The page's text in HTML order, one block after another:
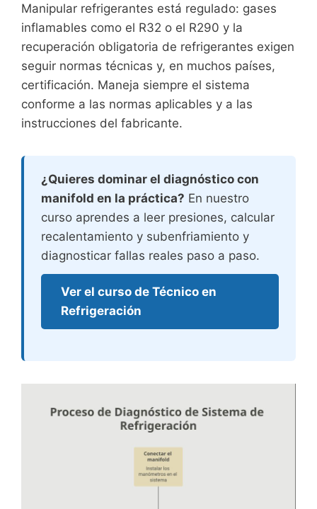
Manipular refrigerantes está regulado: gases
inflamables como el R32 o el R290 y la
recuperación obligatoria de refrigerantes exigen
seguir normas técnicas y, en muchos países,
certificación. Maneja siempre el sistema
conforme a las normas aplicables y a las
instrucciones del fabricante.
¿Quieres dominar el diagnóstico con
manifold en la práctica? En nuestro
curso aprendes a leer presiones, calcular
recalentamiento y subenfriamiento y
diagnosticar fallas reales paso a paso.
Ver el curso de Técnico en
Refrigeración